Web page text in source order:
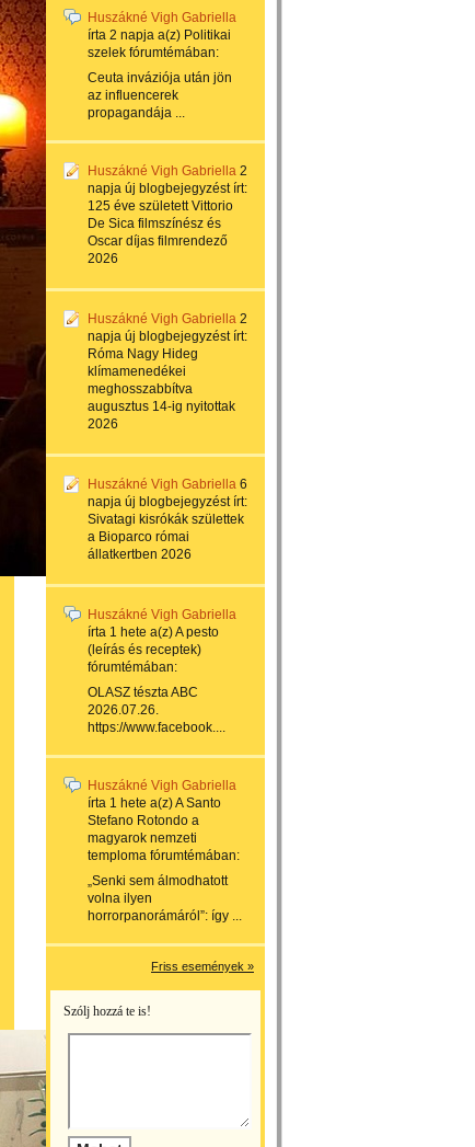
Huszákné Vigh Gabriella
írta 2 napja a(z) Politikai
szelek fórumtémában:
Ceuta inváziója után jön
az influencerek
propagandája ...
Huszákné Vigh Gabriella 2
napja új blogbejegyzést írt:
125 éve született Vittorio
De Sica filmszínész és
Oscar díjas filmrendező
2026
Huszákné Vigh Gabriella 2
napja új blogbejegyzést írt:
Róma Nagy Hideg
klímamenedékei
meghosszabbítva
augusztus 14-ig nyitottak
2026
Huszákné Vigh Gabriella 6
napja új blogbejegyzést írt:
Sivatagi kisrókák születtek
a Bioparco római
állatkertben 2026
Huszákné Vigh Gabriella
írta 1 hete a(z)A pesto
(leírás és receptek)
fórumtémában:
OLASZ tészta ABC
2026.07.26.
https://www.facebook....
Huszákné Vigh Gabriella
írta 1 hete a(z)A Santo
Stefano Rotondo a
magyarok nemzeti
temploma fórumtémában:
„Senki sem álmodhatott
volna ilyen
horrorpanorámáról”: így ...
Friss események »
Szólj hozzá te is!